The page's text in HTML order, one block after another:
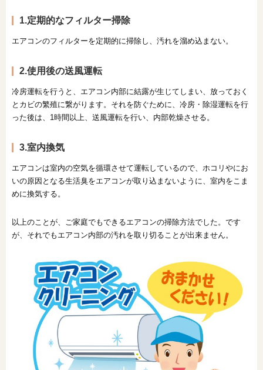
1.定期的なフィルター掃除
エアコンのフィルターを定期的に掃除し、汚れを溜め込まない。
2.使用後の送風運転
冷房運転を行うと、エアコン内部に結露が生じてしまい、放っておく
とカビの繁殖に繋がります。それを防ぐために、冷房・除湿運転を行
った後は、1時間以上、送風運転を行い、内部乾燥させる。
3.室内換気
エアコンは室内の空気を循環させて運転しているので、ホコリやにお
いの原因となる生活臭をエアコンが取り込まないように、室内をこま
めに換気する。
以上のことが、ご家庭でもできるエアコンの掃除方法でした。です
が、それでもエアコン内部の汚れを取り切ることが出来ません。